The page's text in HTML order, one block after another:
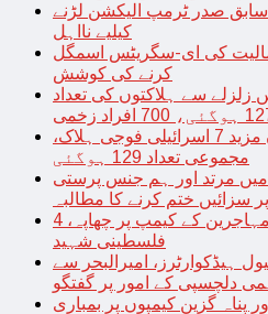
سابق صدر ٹرمپ الیکشن لڑنے
کیلیے نااہل
زائد مالیت کی ای-سگریٹس اسمگل
کرنے کی کوشش
سے ہلاکتوں کی تعداد
700 افراد زخمی
غزہ؛ حماس کے ہاتھوں مزید 7 اسرائیلی فوجی ہلاک،
مجموعی تعداد 129 ہوگئی
میں مرتد اور ہم جنس پرستی
پر سزائیں ختم کرنے کا مطالبہ
اسرائیل کا فارعہ میں مہاجرین کے کیمپ پر چھاپہ، 4
فلسطینی شہید
ہیڈکوارٹرز، امیرالبحر سے
دلچسپی کے امور پر گفتگو
پناہ گزین کیمپوں پر بمباری